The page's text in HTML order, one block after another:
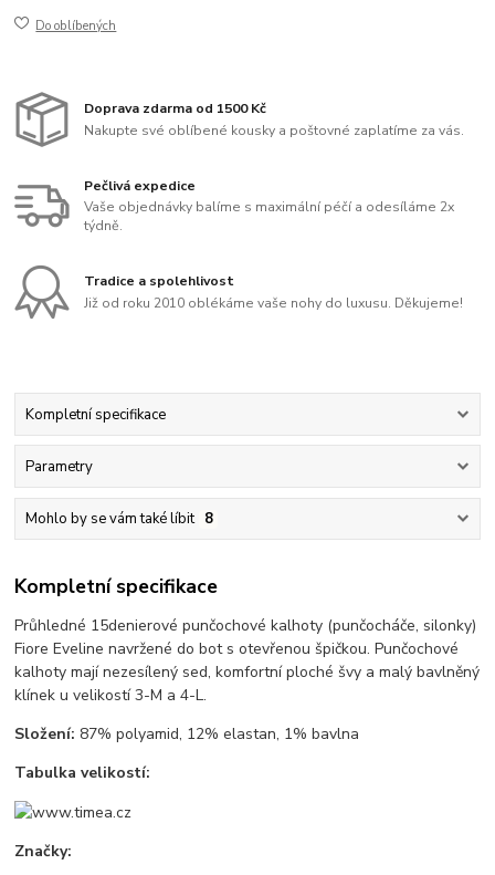
Do oblíbených
Doprava zdarma od 1500 Kč
Nakupte své oblíbené kousky a poštovné zaplatíme za vás.
Pečlivá expedice
Vaše objednávky balíme s maximální péčí a odesíláme 2x
týdně.
Tradice a spolehlivost
Již od roku 2010 oblékáme vaše nohy do luxusu. Děkujeme!
Kompletní specifikace
Parametry
Mohlo by se vám také líbit 8
Kompletní specifikace
Průhledné 15denierové punčochové kalhoty (punčocháče, silonky)
Fiore Eveline navržené do bot s otevřenou špičkou. Punčochové
kalhoty mají nezesílený sed, komfortní ploché švy a malý bavlněný
klínek u velikostí 3-M a 4-L.
Složení: 87% polyamid, 12% elastan, 1% bavlna
Tabulka velikostí:
Značky: